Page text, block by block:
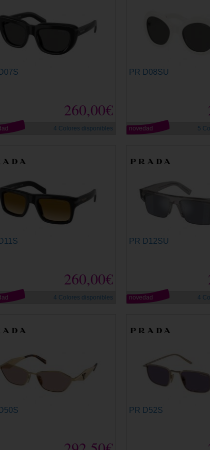
260,00€
4 Colores disponibles
PR D08SU
novedad 5
260,00€
4 Colores disponibles
PR D12SU
novedad 4
PR D52S